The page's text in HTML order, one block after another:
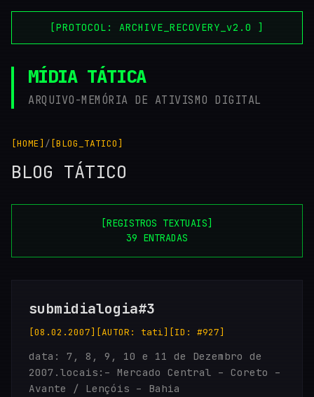
[PROTOCOL: ARCHIVE_RECOVERY_v2.0 ]
MÍDIA TÁTICA
ARQUIVO-MEMÓRIA DE ATIVISMO DIGITAL
[HOME] / [BLOG_TATICO]
BLOG TÁTICO
[REGISTROS TEXTUAIS]
39 ENTRADAS
submidialogia#3
[08.02.2007] [AUTOR: tati] [ID: #927]
data: 7, 8, 9, 10 e 11 de Dezembro de
2007.locais:– Mercado Central – Coreto –
Avante / Lençóis – Bahia